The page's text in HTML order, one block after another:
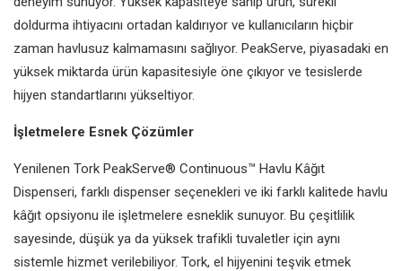
doldurma ihtiyacını ortadan kaldırıyor ve kullanıcıların hiçbir
zaman havlusuz kalmamasını sağlıyor. PeakServe, piyasadaki en
yüksek miktarda ürün kapasitesiyle öne çıkıyor ve tesislerde
hijyen standartlarını yükseltiyor.
İşletmelere Esnek Çözümler
Yenilenen Tork PeakServe® Continuous™ Havlu Kâğıt
Dispenseri, farklı dispenser seçenekleri ve iki farklı kalitede havlu
kâğıt opsiyonu ile işletmelere esneklik sunuyor. Bu çeşitlilik
sayesinde, düşük ya da yüksek trafikli tuvaletler için aynı
sistemle hizmet verilebiliyor. Tork, el hijyenini teşvik etmek